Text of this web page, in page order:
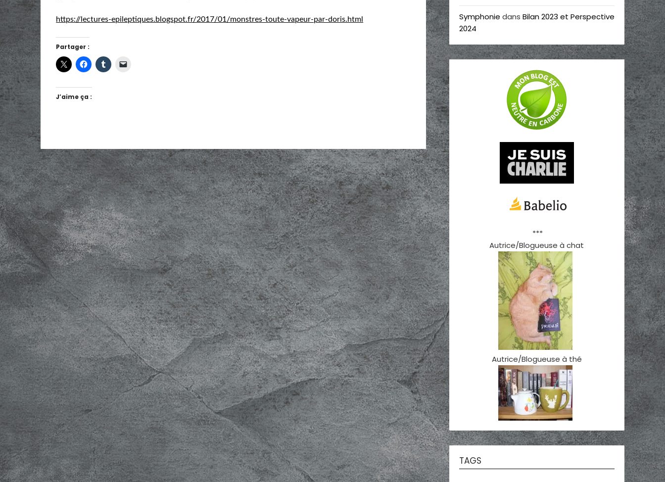
https://lectures-epileptiques.blogspot.fr/2017/01/monstres-toute-vapeur-par-doris.html
Partager :
J’aime ça :
Symphonie dans Bilan 2023 et Perspective
2024
***
Autrice/Blogueuse à chat
Autrice/Blogueuse à thé
TAGS